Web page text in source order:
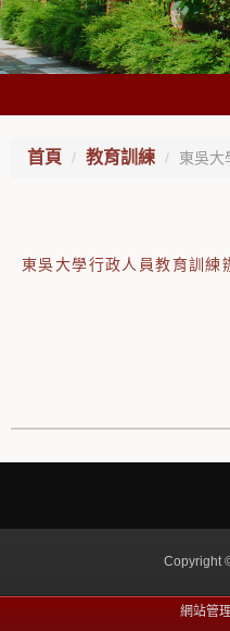
首頁 教育訓練 東吳大
東吳大學行政人員教育訓練
Copyright
網站管